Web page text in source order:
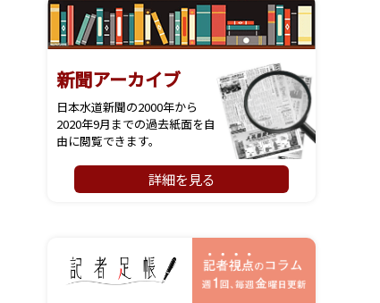
新聞アーカイブ
日本水道新聞の2000年から
2020年9月までの過去紙面を自
由に閲覧できます。
詳細を見る